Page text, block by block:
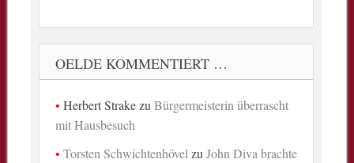
OELDE KOMMENTIERT …
Herbert StrakezuBürgermeisterin überrascht
mit Hausbesuch
Torsten Schwichtenhövel zuJohn Diva brachte